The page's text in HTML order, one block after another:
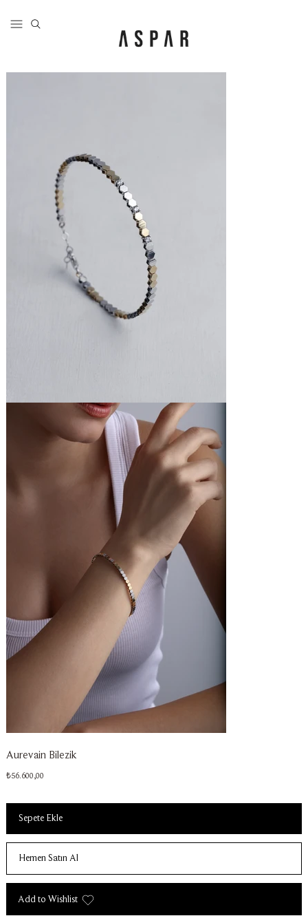
Aurevain Bilezik
Fiyat
₺56.600,00
Sepete Ekle
Hemen Satın Al
Add to Wishlist